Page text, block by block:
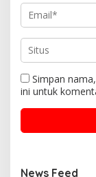
Simpan
ini untuk
News Feed